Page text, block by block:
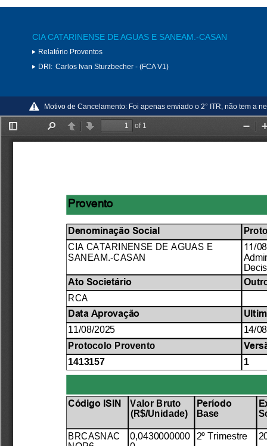
CIA CATARINENSE DE AGUAS E SANEAM.-CASAN
Relatório Proventos
DRI: Carlos Ivan Sturzbecher - (FCA V1)
Motivo de Cancelamento: Foi apenas enviado o 2° ITR, não tem a